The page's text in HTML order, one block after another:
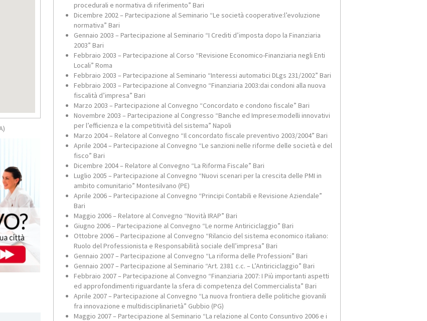
procedurali e normativa di riferimento” Bari
Dicembre 2002 – Partecipazione al Seminario “Le società cooperative:l’evoluzione
normativa” Bari
Gennaio 2003 – Partecipazione al Seminario “I Crediti d’imposta dopo la Finanziaria
2003” Bari
Febbraio 2003 – Partecipazione al Corso “Revisione Economico-Finanziaria negli Enti
Locali” Roma
Febbraio 2003 – Partecipazione al Seminario “Interessi automatici DLgs 231/2002” Bari
Febbraio 2003 – Partecipazione al Convegno “Finanziaria 2003:dai condoni alla nuova
fiscalità d’impresa” Bari
Marzo 2003 – Partecipazione al Convegno “Concordato e condono fiscale” Bari
Novembre 2003 – Partecipazione al Congresso “Banche ed Imprese:modelli innovativi
per l’efficienza e la competitività del sistema” Napoli
Marzo 2004 – Relatore al Convegno “Il concordato fiscale preventivo 2003/2004” Bari
Aprile 2004 – Partecipazione al Convegno “Le sanzioni nelle riforme delle società e del
fisco” Bari
Dicembre 2004 – Relatore al Convegno “La Riforma Fiscale” Bari
Luglio 2005 – Partecipazione al Convegno “Nuovi scenari per la crescita delle PMI in
ambito comunitario” Montesilvano (PE)
Aprile 2006 – Partecipazione al Convegno “Principi Contabili e Revisione Aziendale”
Bari
Maggio 2006 – Relatore al Convegno “Novità IRAP” Bari
Giugno 2006 – Partecipazione al Convegno “Le norme Antiriciclaggio” Bari
Ottobre 2006 – Partecipazione al Convegno “Rilancio del sistema economico italiano:
Ruolo del Professionista e Responsabilità sociale dell’impresa” Bari
Gennaio 2007 – Partecipazione al Convegno “La riforma delle Professioni” Bari
Gennaio 2007 – Partecipazione al Seminario “Art. 2381 c.c. – L’Antiriciclaggio” Bari
Febbraio 2007 – Partecipazione al Convegno “Finanziaria 2007: I Più importanti aspetti
ed approfondimenti riguardante la sfera di competenza del Commercialista” Bari
Aprile 2007 – Partecipazione al Convegno “La nuova frontiera delle politiche giovanili
fra innovazione e multidisciplinarietà” Gubbio (PG)
Maggio 2007 – Partecipazione al Seminario “La relazione al Conto Consuntivo 2006 e i